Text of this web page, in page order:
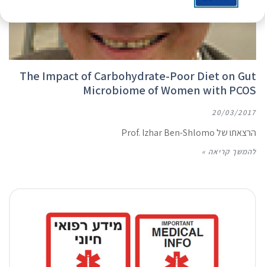
The Impact of Carbohydrate-Poor Diet on Gut
Microbiome of Women with PCOS
20/03/2017
הרצאתו של Prof. Izhar Ben-Shlomo
להמשך קריאה »